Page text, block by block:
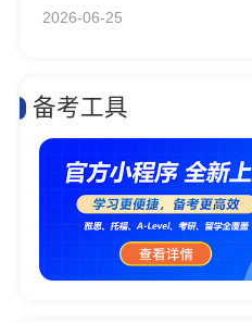
2026-06-25
备考工具